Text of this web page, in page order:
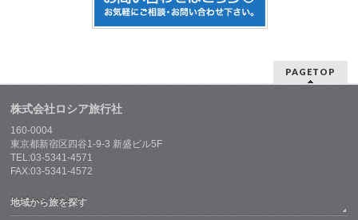
PAGETOP
株式会社ロシア旅行社
160-0004
東京都新宿区四谷1-9-3 新盛ビル5F
TEL:03-5341-4571
FAX:03-5341-4572
地域から旅を探す